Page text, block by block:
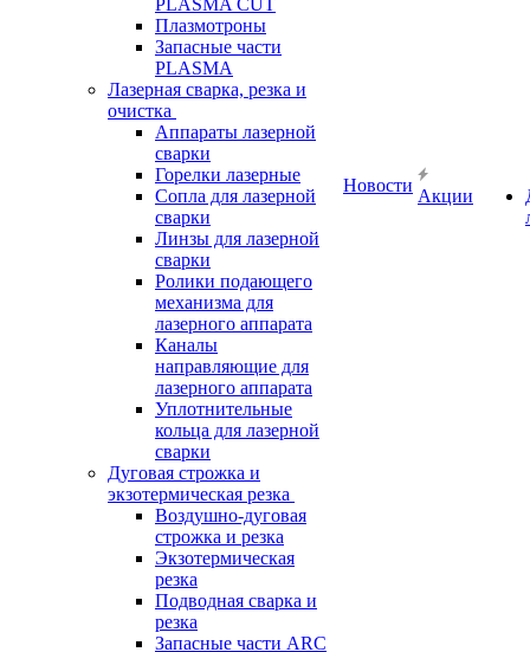
PLASMA CUT
Плазмотроны
Запасные части
PLASMA
Лазерная сварка, резка и
очистка
Аппараты лазерной
сварки
Горелки лазерные
Сопла для лазерной
сварки
Линзы для лазерной
сварки
Ролики подающего
механизма для
лазерного аппарата
Каналы
направляющие для
лазерного аппарата
Уплотнительные
кольца для лазерной
сварки
Дуговая строжка и
экзотермическая резка
Воздушно-дуговая
строжка и резка
Экзотермическая
резка
Подводная сварка и
резка
Запасные части ARC
Новости
Акции